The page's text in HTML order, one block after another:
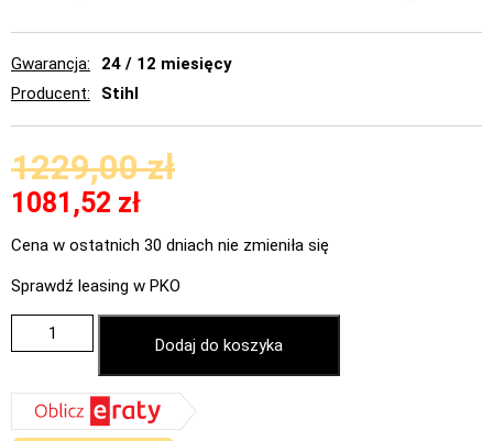
Gwarancja
24 / 12 miesięcy
Producent
Stihl
1229,00zł
1081,52 zł
Cena w ostatnich 30 dniach nie zmieniła się
Sprawdź leasing w PKO
Dodaj do koszyka